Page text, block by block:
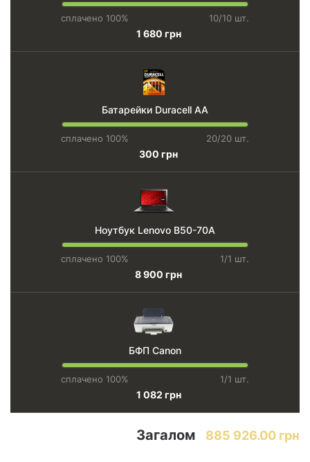
сплачено 100% 10/10 шт.
1 680 грн
Батарейки Duracell AA
сплачено 100% 20/20 шт.
300 грн
Ноутбук Lenovo B50-70A
сплачено 100% 1/1 шт.
8 900 грн
БФП Canon
сплачено 100% 1/1 шт.
1 082 грн
Загалом 885 926.00 грн